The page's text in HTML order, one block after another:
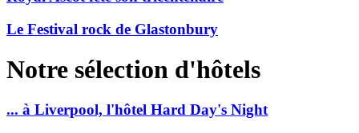
Le Festival rock de Glastonbury
Notre sélection d'hôtels
... à Liverpool, l'hôtel Hard Day's Night